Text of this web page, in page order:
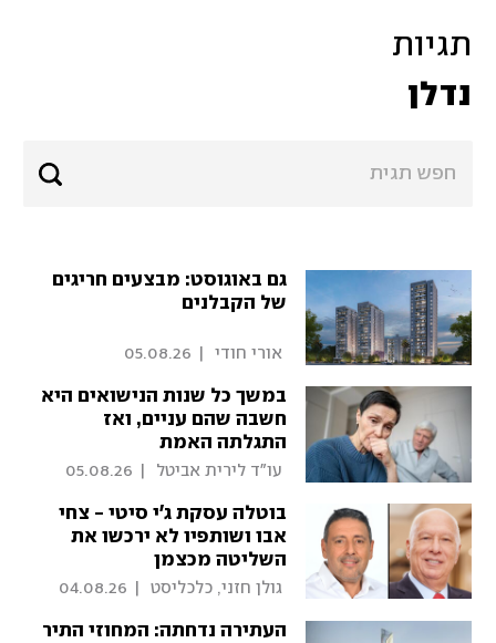
תגיות
נדלן
גם באוגוסט: מבצעים חריגים
של הקבלנים
אורי חודי 05.08.26
במשך כל שנות הנישואים היא
חשבה שהם עניים, ואז
התגלתה האמת
עו"ד לירית אביטל 05.08.26
בוטלה עסקת ג׳י סיטי - צחי
אבו ושותפיו לא ירכשו את
השליטה מכצמן
גולן חזני, כלכליסט 04.08.26
העתירה נדחתה: המחוזי התיר